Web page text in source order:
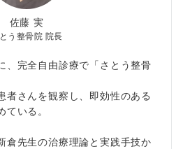
佐藤 実
う整骨院 院長
、完全自由診療で「さとう整骨
者さんを観察し、即効性のある
ている。
倉先生の治療理論と実践手技か